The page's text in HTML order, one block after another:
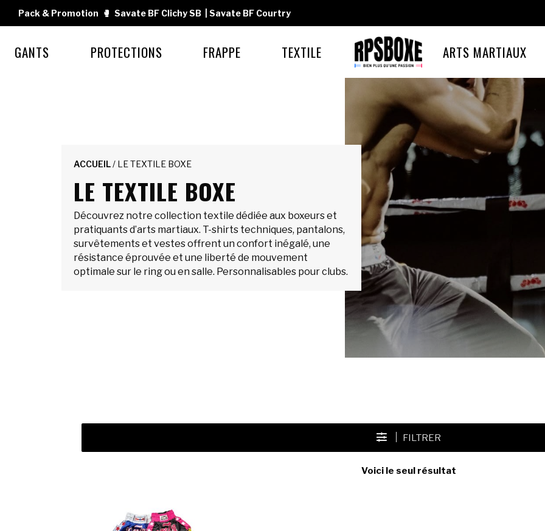
Pack & Promotion 🥊 Savate BF Clichy SB Savate BF Courtry
GANTS PROTECTIONS FRAPPE TEXTILE ARTS MARTIAUX
ACCUEIL/ LE TEXTILE BOXE
LE TEXTILE BOXE
Découvrez notre collection textile dédiée aux boxeurs et
pratiquants d’arts martiaux. T-shirts techniques, pantalons,
survêtements et vestes offrent un confort inégalé, une
résistance éprouvée et une liberté de mouvement
optimale sur le ring ou en salle. Personnalisables pour clubs.
FILTRER
Voici le seul résultat